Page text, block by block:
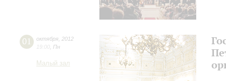
01 октября 2012
19:00
Пн
Малый зал